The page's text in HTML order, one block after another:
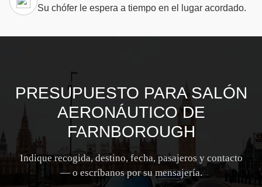
Su chófer le espera a tiempo en el lugar acordado.
PRESUPUESTO PARA SALÓN
AERONÁUTICO DE
FARNBOROUGH
Indique recogida, destino, fecha, pasajeros y contacto
— o escríbanos por su mensajería.